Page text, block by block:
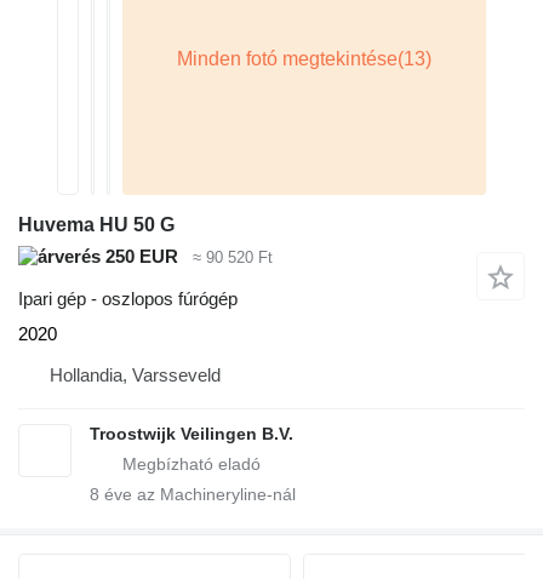
Huvema HU 50 G
250 EUR
≈ 90 520 Ft
Ipari gép - oszlopos fúrógép
2020
Hollandia, Varsseveld
Troostwijk Veilingen B.V.
8 éve az Machineryline-nál